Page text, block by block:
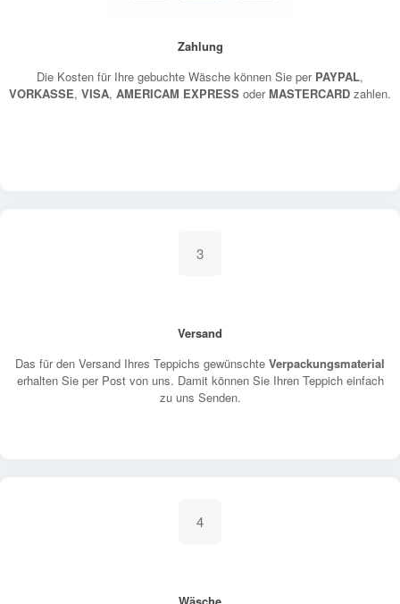
Zahlung
Die Kosten für Ihre gebuchte Wäsche können Sie per PAYPAL,
VORKASSE, VISA, AMERICAM EXPRESS oderMASTERCARD zahlen.
3
Versand
Das für den Versand Ihres Teppichs gewünschte Verpackungsmaterial
erhalten Sie per Post von uns. Damit können Sie Ihren Teppich einfach
zu uns Senden.
4
Wäsche